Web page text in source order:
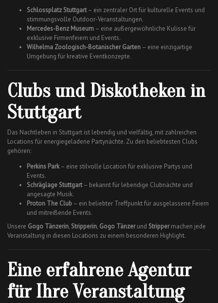
Schlossplatz Stuttgart– ein zentraler Ort für kulturelle Events und
stimmungsvolle Outdoor-Veranstaltungen.
Mercedes-Benz Museum – eine außergewöhnliche Kulisse für
exklusive Firmenfeiern und Events.
Wilhelma Zoologisch-Botanischer Garten – eine einzigartige
Umgebung für kreative Eventkonzepte.
Clubs und Diskotheken in
Stuttgart
Das Nachtleben in Stuttgart ist lebendig und vielfältig, mit zahlreichen
Locations für energiegeladene Partynächte. Zu den beliebtesten Clubs
gehören:
Perkins Park– eine stilvolle Location für exklusive Partys und
Events.
Schräglage Stuttgart– bekannt für lebendige Clubnächte und
angesagte Musik.
Proton The Club – ein beliebter Treffpunkt für ausgelassene Feiern
und mitreißende Events.
Unsere Gogo Tänzerin, Stripperin, Gogo Tänzerund Strippermachen jede
Veranstaltung in diesen Locations zu einem besonderen Highlight.
Eine erfahrene Agentur
für Ihre Veranstaltung